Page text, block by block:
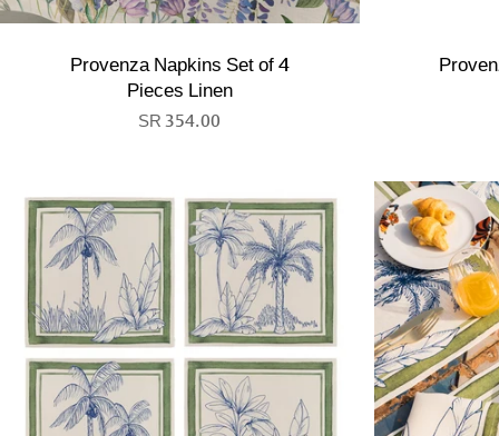
Provenza Napkins Set of 4
Pieces Linen
354.00 SR